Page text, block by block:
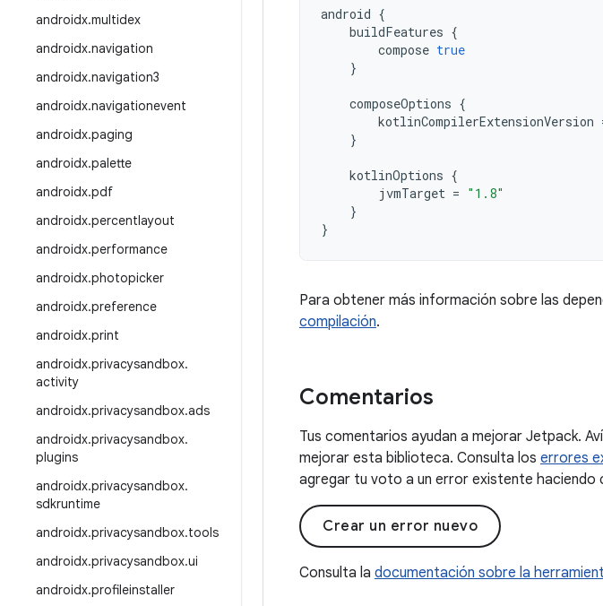
androidx.multidex
androidx.navigation
androidx.navigation3
androidx.navigationevent
androidx.paging
androidx.palette
androidx.pdf
androidx.percentlayout
androidx.performance
androidx.photopicker
androidx.preference
androidx.print
androidx.privacysandbox.
activity
androidx.privacysandbox.ads
androidx.privacysandbox.
plugins
androidx.privacysandbox.
sdkruntime
androidx.privacysandbox.tools
androidx.privacysandbox.ui
androidx.profileinstaller
android {
buildFeatures {
compose true
}
composeOptions {
kotlinCompilerExtensionVersion
}
kotlinOptions {
jvmTarget = "1.8"
}
}
Para obtener más información sobre las
compilación.
Comentarios
Tus comentarios ayudan a mejorar Jetpack.
mejorar esta biblioteca. Consulta los errores
agregar tu voto a un error existente haciendo
Crear un error nuevo
Consulta la documentación sobre la